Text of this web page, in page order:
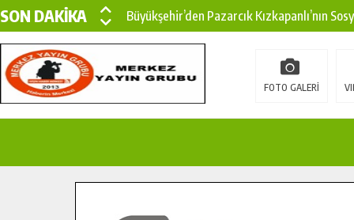
SON DAKİKA
Büyükşehir’den Pazarcık Kızkapanlı’nın
Büyükşehir’den Pazarcık Kırsalına Modern
Çin’den KSÜ’ye Uluslararası Başarı:
FOTO GALERİ